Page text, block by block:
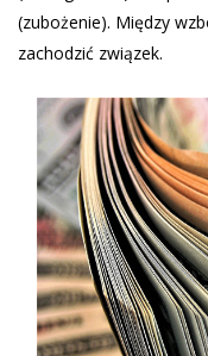
(zubożenie). Między
zachodzić związek.